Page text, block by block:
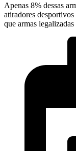
Apenas 8% dessas
atiradores
que armas